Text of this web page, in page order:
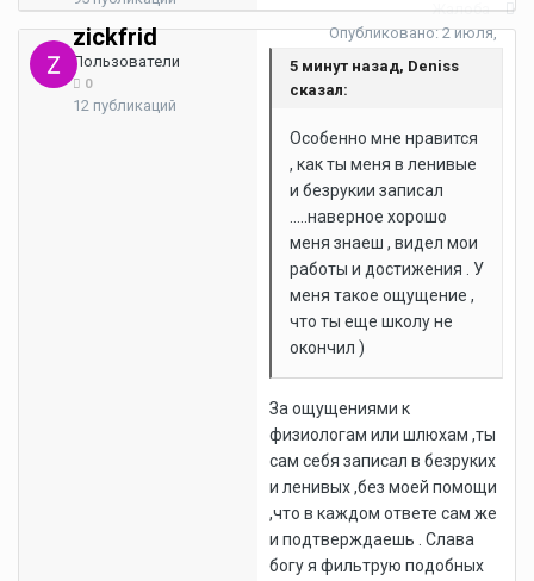
zickfrid
Пользователи
0
12 публикаций
Жалоба
Опубликовано:2 июля,
5 минут назад, Deniss
сказал:
Особенно мне нравится
, как ты меня в ленивые
и безрукии записал
.....наверное хорошо
меня знаеш , видел мои
работы и достижения . У
меня такое ощущение ,
что ты еще школу не
окончил )
За ощущениями к
физиологам или шлюхам ,ты
сам себя записал в безруких
и ленивых ,без моей помощи
,что в каждом ответе сам же
и подтверждаешь . Слава
богу я фильтрую подобных